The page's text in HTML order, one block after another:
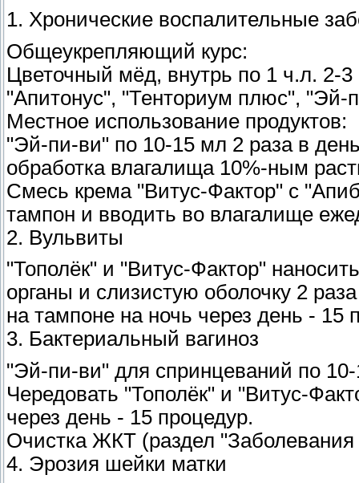
1. Хронические воспалительные
Общеукрепляющий курс:
Цветочный мёд, внутрь по 1 ч.л. 2-
"Апитонус", "Тенториум плюс", "Эй-
Местное использование продуктов:
"Эй-пи-ви" по 10-15 мл 2 раза в
обработка влагалища 10%-ным
Смесь крема "Витус-Фактор" с
тампон и вводить во влагалище
2. Вульвиты
"Тополёк" и "Витус-Фактор"
органы и слизистую оболочку 2
на тампоне на ночь через день - 15
3. Бактериальный вагиноз
"Эй-пи-ви" для спринцеваний по
Чередовать "Тополёк" и "Витус-
через день - 15 процедур.
Очистка ЖКТ (раздел
4. Эрозия шейки матки